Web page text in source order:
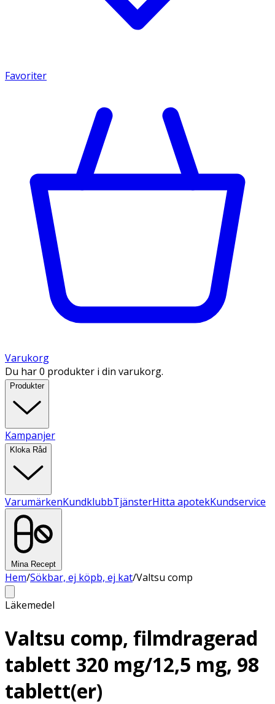
Favoriter
Varukorg
Du har 0 produkter i din varukorg.
Produkter
Kampanjer
Kloka Råd
VarumärkenKundklubbTjänsterHitta apotekKundservice
Mina Recept
Hem/Sökbar, ej köpb, ej kat/Valtsu comp
Läkemedel
Valtsu comp, filmdragerad
tablett 320 mg/12,5 mg, 98
tablett(er)